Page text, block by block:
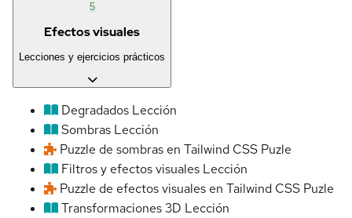
5
Efectos visuales
Lecciones y ejercicios prácticos
Degradados Lección
Sombras Lección
Puzzle de sombras en Tailwind CSS Puzle
Filtros y efectos visuales Lección
Puzzle de efectos visuales en Tailwind CSS Puzle
Transformaciones 3D Lección